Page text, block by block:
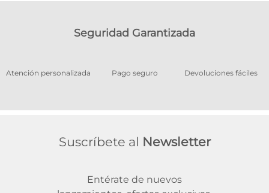
Seguridad Garantizada
Atención personalizada Pago seguro Devoluciones fáciles
Suscríbete al Newsletter
Entérate de nuevos